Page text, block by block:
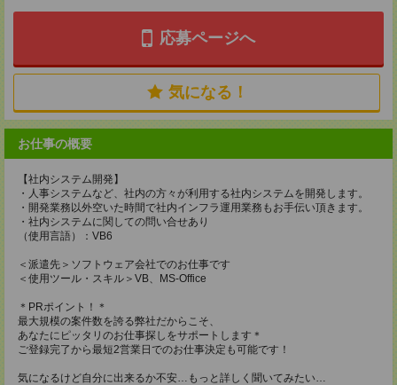
応募ページへ
気になる！
お仕事の概要
【社内システム開発】
・人事システムなど、社内の方々が利用する社内システムを開発します。
・開発業務以外空いた時間で社内インフラ運用業務もお手伝い頂きます。
・社内システムに関しての問い合せあり
（使用言語）：VB6
＜派遣先＞ソフトウェア会社でのお仕事です
＜使用ツール・スキル＞VB、MS-Office
＊PRポイント！＊
最大規模の案件数を誇る弊社だからこそ、
あなたにピッタリのお仕事探しをサポートします＊
ご登録完了から最短2営業日でのお仕事決定も可能です！
気になるけど自分に出来るか不安…もっと詳しく聞いてみたい…